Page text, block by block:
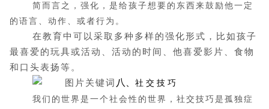
简而言之，强化，是给孩子想要的东西来鼓励他一定
的语言、动作、或者行为。
在教育中可以采取多种多样的强化形式，比如孩子
最喜爱的玩具或活动、活动的时间、他喜爱影片、食物
和口头表扬等。
八、 社 交 技 巧
我们的世界是一个社会性的世界，社交技巧是孤独症